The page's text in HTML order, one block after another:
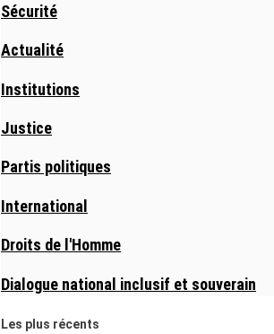
Sécurité
Actualité
Institutions
Justice
Partis politiques
International
Droits de l'Homme
Dialogue national inclusif et souverain
Les plus récents